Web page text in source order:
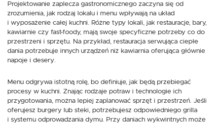
Projektowanie zaplecza gastronomicznego zaczyna się od
zrozumienia, jak rodzaj lokalu i menu wpływają na układ
i wyposażenie całej kuchni. Różne typy lokali, jak restauracje, bary,
kawiarnie czy fast-foody, mają swoje specyficzne potrzeby co do
przestrzeni i sprzętu. Na przykład, restauracja serwująca ciepłe
dania potrzebuje innych urządzeń niż kawiarnia oferująca głównie
napoje i desery.
Menu odgrywa istotną rolę, bo definiuje, jak będą przebiegać
procesy w kuchni. Znając rodzaje potraw i technologie ich
przygotowania, można lepiej zaplanować sprzęt i przestrzeń. Jeśli
oferujesz burgery lub steki, potrzebujesz odpowiedniego grilla
i systemu odprowadzania dymu. Przy daniach wykwintnych może